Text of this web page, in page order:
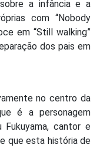
a infância e a
com “Nobody
em “Still walking”
dos pais em
no centro da
é a personagem
Fukuyama, cantor e
que esta história de